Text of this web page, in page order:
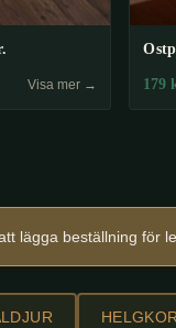
Visa mer → 179
lägga beställning för